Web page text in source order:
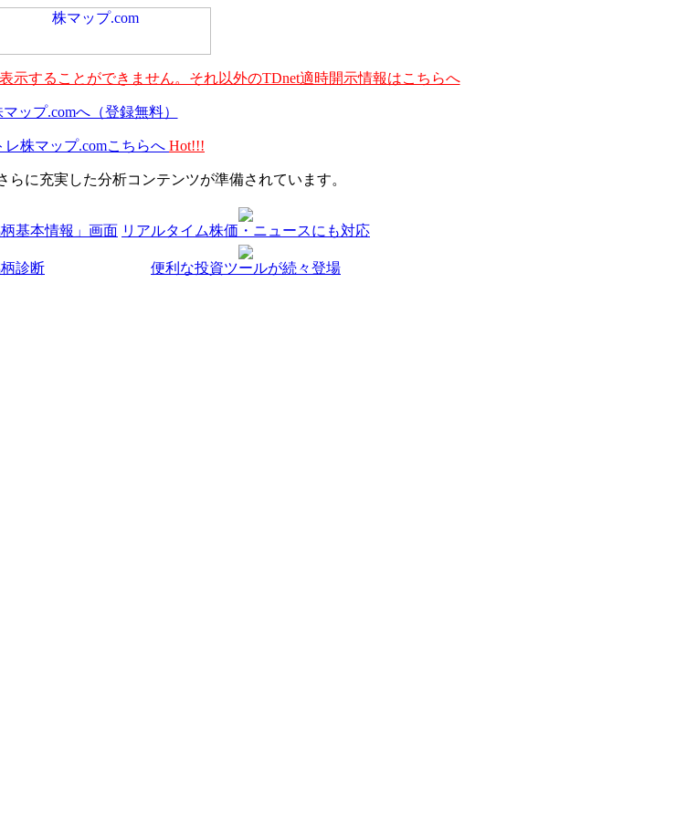
示することができません。それ以外のTDnet適時開示情報はこちらへ
マップ.comへ（登録無料）
レ株マップ.comこちらへ Hot!!!
らに充実した分析コンテンツが準備されています。
基本情報」画面 リアルタイム株価・ニュースにも対応
診断 便利な投資ツールが続々登場